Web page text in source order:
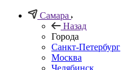
Самара
Назад
Города
Санкт-Петербург
Москва
Челябинск